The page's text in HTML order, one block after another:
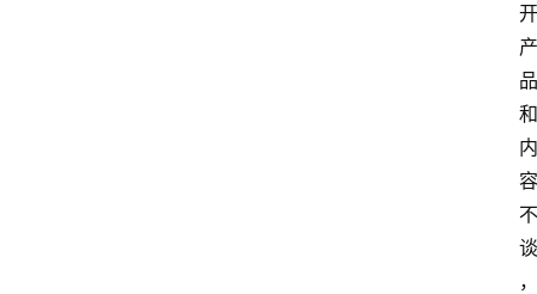
开
产
品
和
内
容
不
谈
，